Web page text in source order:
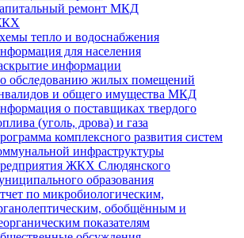
ремонт МКД
тепло и водоснабжения
для населения
информации
обследованию жилых помещений
и общего имущества МКД
о поставщиках твердого
(уголь, дрова) и газа
комплексного развития систем
инфраструктуры
ЖКХ Слюдянского
образования
по микробиологическим,
обобщённым и
показателям